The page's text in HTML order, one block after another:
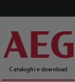
Cataloghi e download